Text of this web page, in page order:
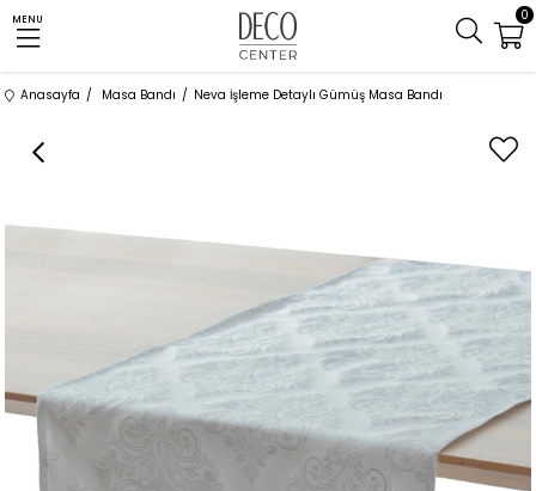
MENU 0
Anasayfa Masa Bandı Neva İşleme Detaylı Gümüş Masa Bandı